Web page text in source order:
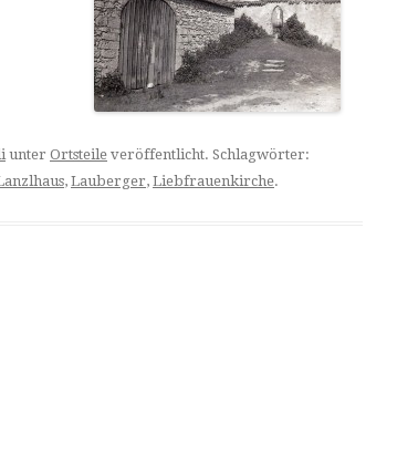
unter Ortsteile veröffentlicht. Schlagwörter:
, Lauberger, Liebfrauenkirche.